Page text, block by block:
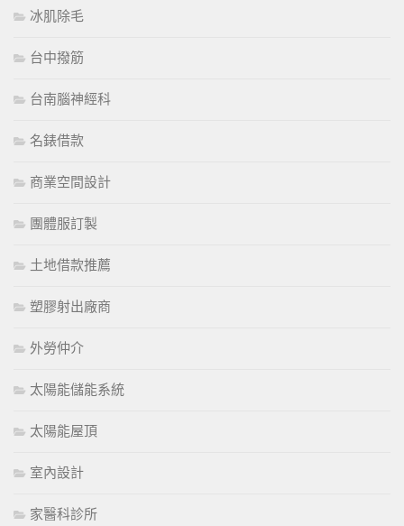
冰肌除毛
台中撥筋
台南腦神經科
名錶借款
商業空間設計
團體服訂製
土地借款推薦
塑膠射出廠商
外勞仲介
太陽能儲能系統
太陽能屋頂
室內設計
家醫科診所